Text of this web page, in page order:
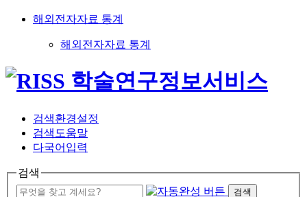
해외전자자료 통계
해외전자자료 통계
검색환경설정
검색도움말
다국어입력
검색
검색